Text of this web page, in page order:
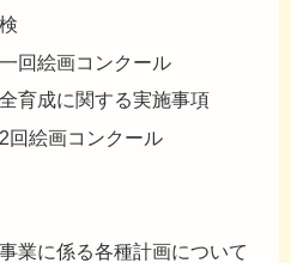
回絵画コンクール
育成に関する実施事項
回絵画コンクール
業に係る各種計画について